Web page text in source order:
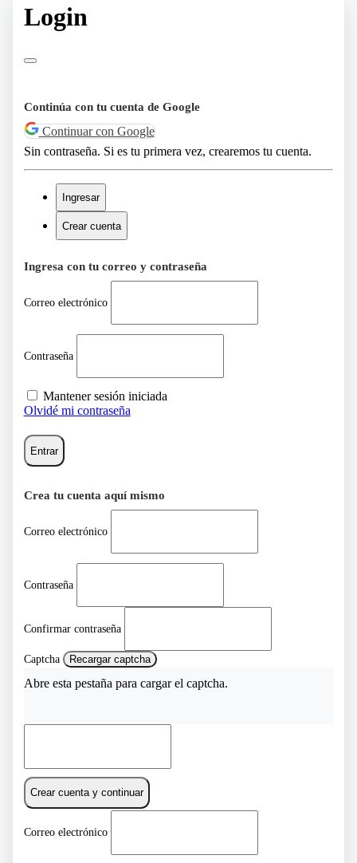
Login
Continúa con tu cuenta de Google
Continuar con Google
Sin contraseña. Si es tu primera vez, crearemos tu cuenta.
Ingresar
Crear cuenta
Ingresa con tu correo y contraseña
Correo electrónico
Contraseña
Mantener sesión iniciada
Olvidé mi contraseña
Entrar
Crea tu cuenta aquí mismo
Correo electrónico
Contraseña
Confirmar contraseña
Captcha Recargar captcha
Abre esta pestaña para cargar el captcha.
Crear cuenta y continuar
Correo electrónico